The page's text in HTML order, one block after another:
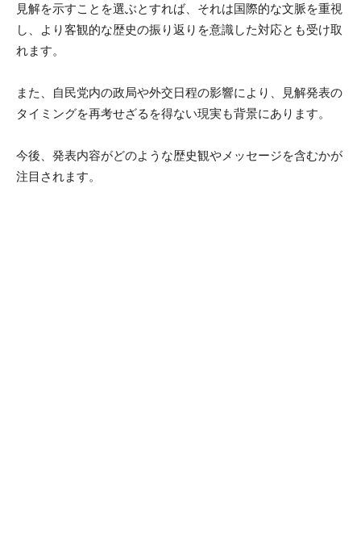
見解を示すことを選ぶとすれば、それは国際的な文脈を重視
し、より客観的な歴史の振り返りを意識した対応とも受け取
れます。
また、自民党内の政局や外交日程の影響により、見解発表の
タイミングを再考せざるを得ない現実も背景にあります。
今後、発表内容がどのような歴史観やメッセージを含むかが
注目されます。